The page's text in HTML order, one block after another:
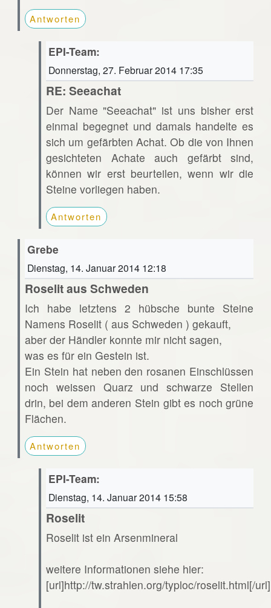
Antworten
EPI-Team:
Donnerstag, 27. Februar 2014 17:35
RE: Seeachat
Der Name "Seeachat" ist uns bisher erst
einmal begegnet und damals handelte es
sich um gefärbten Achat. Ob die von Ihnen
gesichteten Achate auch gefärbt sind,
können wir erst beurteilen, wenn wir die
Steine vorliegen haben.
Antworten
Grebe
Dienstag, 14. Januar 2014 12:18
Roselit aus Schweden
Ich habe letztens 2 hübsche bunte Steine
Namens Roselit ( aus Schweden ) gekauft,
aber der Händler konnte mir nicht sagen,
was es für ein Gestein ist.
Ein Stein hat neben den rosanen Einschlüssen
noch weissen Quarz und schwarze Stellen
drin, bei dem anderen Stein gibt es noch grüne
Flächen.
Antworten
EPI-Team:
Dienstag, 14. Januar 2014 15:58
Roselit
Roselit ist ein Arsenmineral
weitere Informationen siehe hier:
[url]http://tw.strahlen.org/typloc/roselit.html[/url]